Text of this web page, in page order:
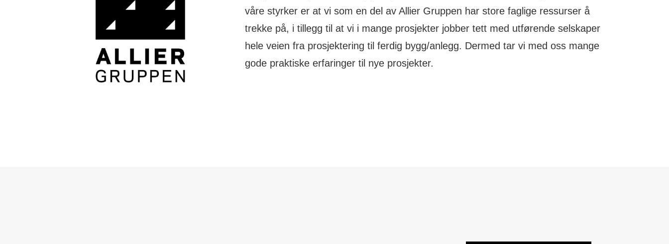
våre styrker er at vi som en del av Allier Gruppen har store faglige ressurser å
trekke på, i tillegg til at vi i mange prosjekter jobber tett med utførende selskaper
hele veien fra prosjektering til ferdig bygg/anlegg. Dermed tar vi med oss mange
gode praktiske erfaringer til nye prosjekter.